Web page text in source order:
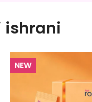
ishrani
NEW